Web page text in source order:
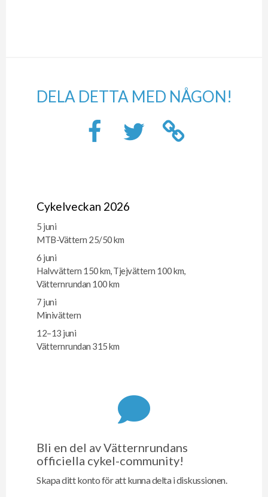
DELA DETTA MED NÅGON!
Cykelveckan 2026
5 juni
MTB-Vättern 25/50 km
6 juni
Halvvättern 150 km, Tjejvättern 100 km,
Vätternrundan 100 km
7 juni
Minivättern
12–13 juni
Vätternrundan 315 km
Bli en del av Vätternrundans
officiella cykel-community!
Skapa ditt konto för att kunna delta i diskussionen.